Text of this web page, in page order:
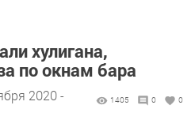
хулигана,
по окнам бара
2020 -
1405 0 0